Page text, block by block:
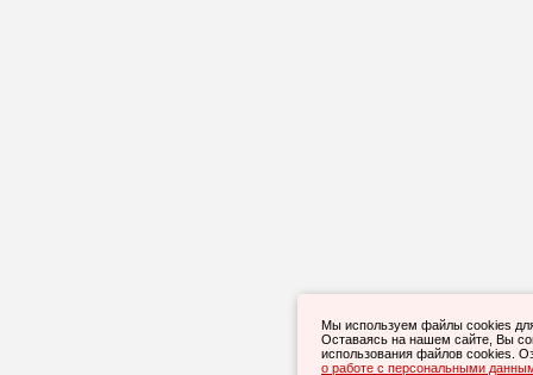
Мы используем файлы cookies
Оставаясь на нашем сайте, Вы
использования файлов cookies.
о работе с персональными